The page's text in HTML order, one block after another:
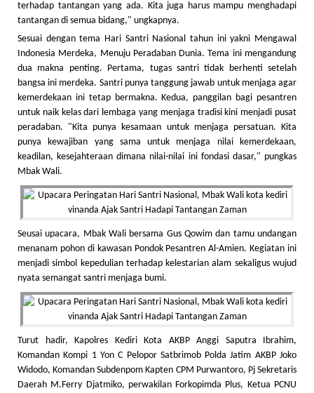
terhadap tantangan yang ada. Kita juga harus mampu menghadapi
tantangan di semua bidang," ungkapnya.
Sesuai dengan tema Hari Santri Nasional tahun ini yakni Mengawal
Indonesia Merdeka, Menuju Peradaban Dunia. Tema ini mengandung
dua makna penting. Pertama, tugas santri tidak berhenti setelah
bangsa ini merdeka. Santri punya tanggung jawab untuk menjaga agar
kemerdekaan ini tetap bermakna. Kedua, panggilan bagi pesantren
untuk naik kelas dari lembaga yang menjaga tradisi kini menjadi pusat
peradaban. "Kita punya kesamaan untuk menjaga persatuan. Kita
punya kewajiban yang sama untuk menjaga nilai kemerdekaan,
keadilan, kesejahteraan dimana nilai-nilai ini fondasi dasar," pungkas
Mbak Wali.
Seusai upacara, Mbak Wali bersama Gus Qowim dan tamu undangan
menanam pohon di kawasan Pondok Pesantren Al-Amien. Kegiatan ini
menjadi simbol kepedulian terhadap kelestarian alam sekaligus wujud
nyata semangat santri menjaga bumi.
Turut hadir, Kapolres Kediri Kota AKBP Anggi Saputra Ibrahim,
Komandan Kompi 1 Yon C Pelopor Satbrimob Polda Jatim AKBP Joko
Widodo, Komandan Subdenpom Kapten CPM Purwantoro, Pj Sekretaris
Daerah M.Ferry Djatmiko, perwakilan Forkopimda Plus, Ketua PCNU